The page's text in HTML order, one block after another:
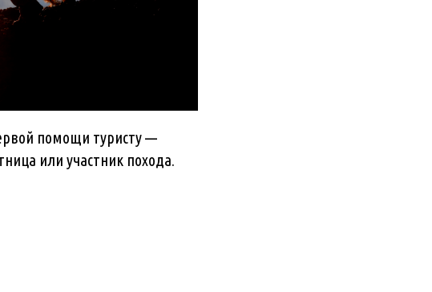
помощи туристу —
или участник похода.